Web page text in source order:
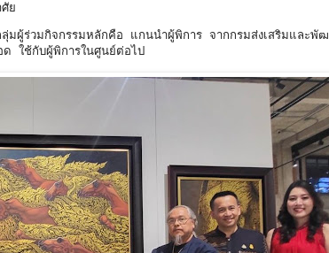
ย
ร่วมกิจกรรมหลักคือ แกนนำผู้พิการ จากกรมส่งเสริมและพั
ใช้กับผู้พิการในศูนย์ต่อไป